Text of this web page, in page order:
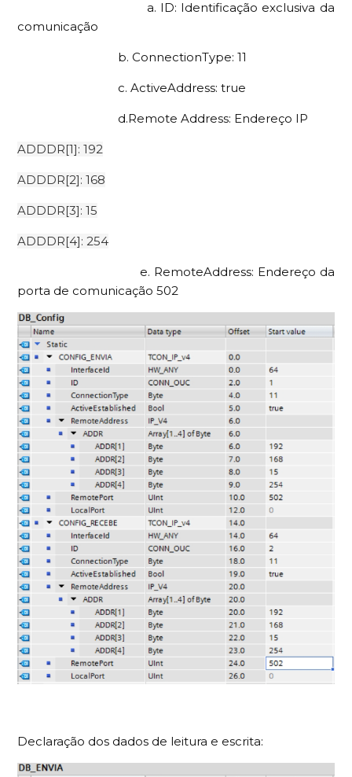
a. ID: Identificação exclusiva da
comunicação
b. ConnectionType: 11
c. ActiveAddress: true
d.Remote Address: Endereço IP
ADDDR[1]: 192
ADDDR[2]: 168
ADDDR[3]: 15
ADDDR[4]: 254
e. RemoteAddress: Endereço da
porta de comunicação 502
Declaração dos dados de leitura e escrita: